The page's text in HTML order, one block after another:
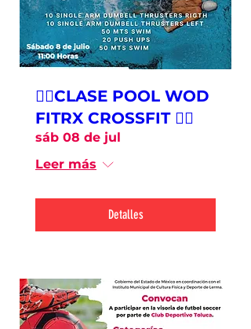
🏊‍♂️CLASE POOL WOD
FITRX CROSSFIT 🏊‍♀️
sáb 08 de jul
Leer más
Detalles